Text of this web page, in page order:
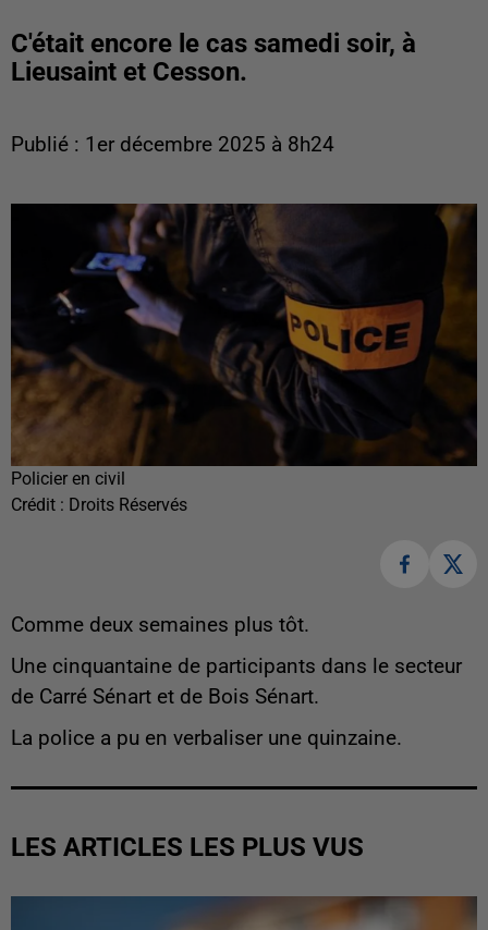
C'était encore le cas samedi soir, à
Lieusaint et Cesson.
Publié : 1er décembre 2025 à 8h24
Policier en civil
Crédit : Droits Réservés
Comme deux semaines plus tôt.
Une cinquantaine de participants dans le secteur
de Carré Sénart et de Bois Sénart.
La police a pu en verbaliser une quinzaine.
LES ARTICLES LES PLUS VUS